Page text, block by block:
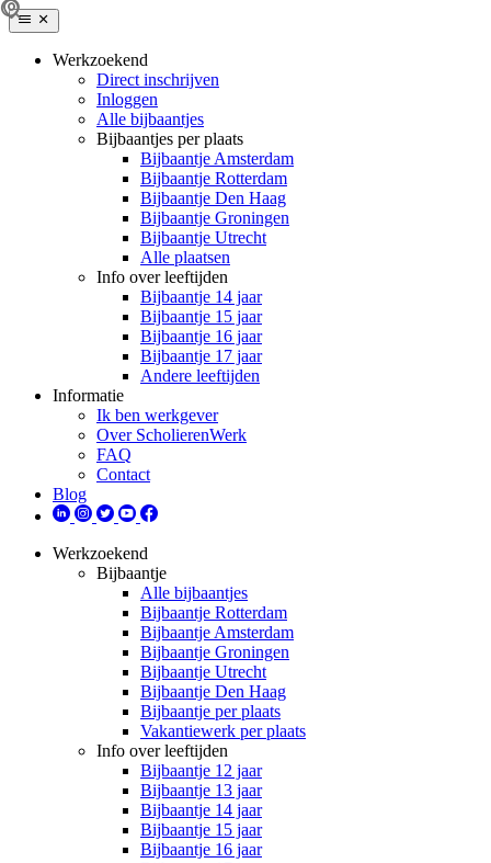
Werkzoekend
Direct inschrijven
Inloggen
Alle bijbaantjes
Bijbaantjes per plaats
Bijbaantje Amsterdam
Bijbaantje Rotterdam
Bijbaantje Den Haag
Bijbaantje Groningen
Bijbaantje Utrecht
Alle plaatsen
Info over leeftijden
Bijbaantje 14 jaar
Bijbaantje 15 jaar
Bijbaantje 16 jaar
Bijbaantje 17 jaar
Andere leeftijden
Informatie
Ik ben werkgever
Over ScholierenWerk
FAQ
Contact
Blog
Werkzoekend
Bijbaantje
Alle bijbaantjes
Bijbaantje Rotterdam
Bijbaantje Amsterdam
Bijbaantje Groningen
Bijbaantje Utrecht
Bijbaantje Den Haag
Bijbaantje per plaats
Vakantiewerk per plaats
Info over leeftijden
Bijbaantje 12 jaar
Bijbaantje 13 jaar
Bijbaantje 14 jaar
Bijbaantje 15 jaar
Bijbaantje 16 jaar